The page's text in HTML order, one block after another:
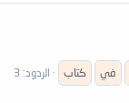
في كتاب
الردود: 3